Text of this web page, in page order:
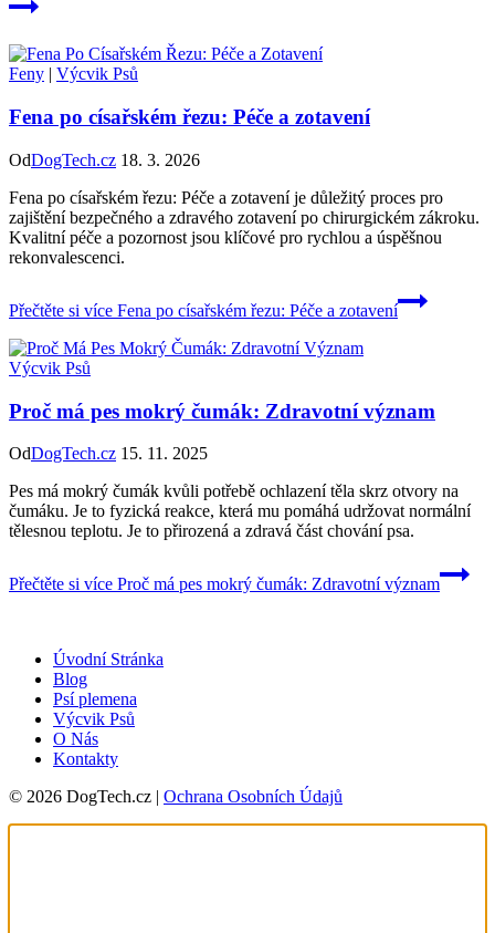
Feny | Výcvik Psů
Fena po císařském řezu: Péče a zotavení
OdDogTech.cz 18. 3. 2026
Fena po císařském řezu: Péče a zotavení je důležitý proces pro
zajištění bezpečného a zdravého zotavení po chirurgickém zákroku.
Kvalitní péče a pozornost jsou klíčové pro rychlou a úspěšnou
rekonvalescenci.
Přečtěte si více Fena po císařském řezu: Péče a zotavení
Výcvik Psů
Proč má pes mokrý čumák: Zdravotní význam
OdDogTech.cz 15. 11. 2025
Pes má mokrý čumák kvůli potřebě ochlazení těla skrz otvory na
čumáku. Je to fyzická reakce, která mu pomáhá udržovat normální
tělesnou teplotu. Je to přirozená a zdravá část chování psa.
Přečtěte si více Proč má pes mokrý čumák: Zdravotní význam
Úvodní Stránka
Blog
Psí plemena
Výcvik Psů
O Nás
Kontakty
© 2026 DogTech.cz | Ochrana Osobních Údajů